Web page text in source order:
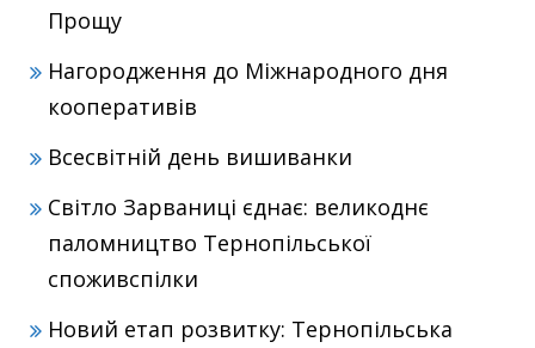
Прощу
Нагородження до Міжнародного дня
кооперативів
Всесвітній день вишиванки
Світло Зарваниці єднає: великоднє
паломництво Тернопільської
споживспілки
Новий етап розвитку: Тернопільська